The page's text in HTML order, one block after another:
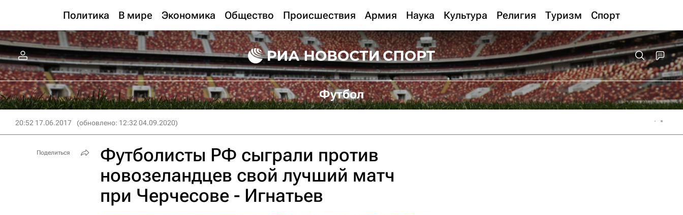
Политика В мире Экономика Общество Происшествия Армия Наука Культура Религия Туризм Спорт
Футбол
20:52 17.06.2017 (обновлено: 12:32 04.09.2020)
Футболисты РФ сыграли против
новозеландцев свой лучший матч
при Черчесове - Игнатьев
Поделиться